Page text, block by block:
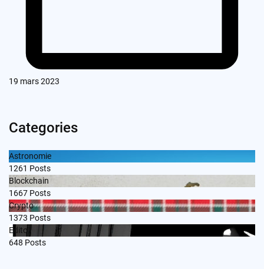
19 mars 2023
Categories
Astronomie
1261 Posts
Blockchain
1667 Posts
Crypto
1373 Posts
Edito
648 Posts